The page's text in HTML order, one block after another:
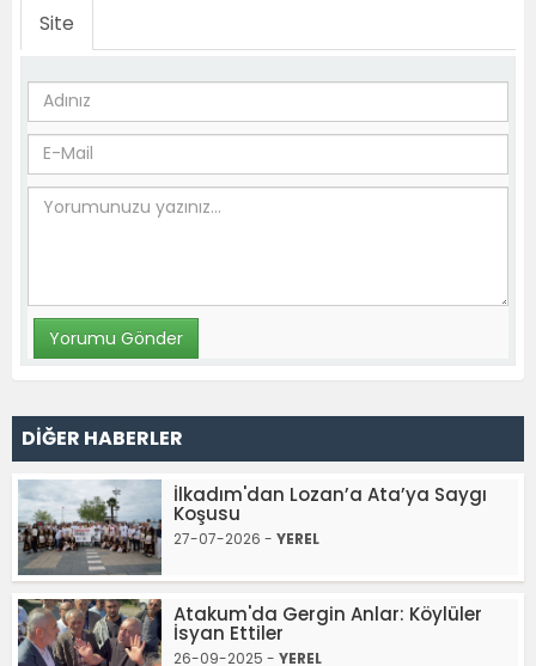
Site
DİĞER HABERLER
İlkadım'dan Lozan’a Ata’ya Saygı
Koşusu
27-07-2026 - YEREL
Atakum'da Gergin Anlar: Köylüler
İsyan Ettiler
26-09-2025 - YEREL